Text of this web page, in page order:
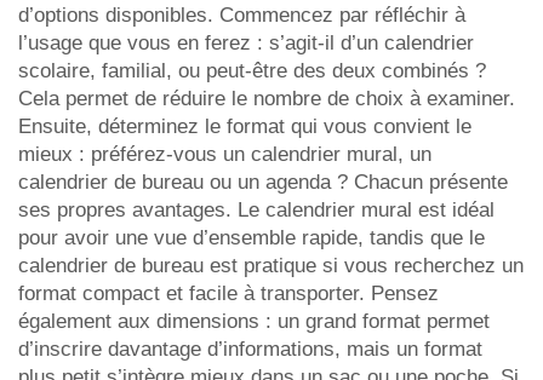
d’options disponibles. Commencez par réfléchir à
l’usage que vous en ferez : s’agit-il d’un calendrier
scolaire, familial, ou peut-être des deux combinés ?
Cela permet de réduire le nombre de choix à examiner.
Ensuite, déterminez le format qui vous convient le
mieux : préférez-vous un calendrier mural, un
calendrier de bureau ou un agenda ? Chacun présente
ses propres avantages. Le calendrier mural est idéal
pour avoir une vue d’ensemble rapide, tandis que le
calendrier de bureau est pratique si vous recherchez un
format compact et facile à transporter. Pensez
également aux dimensions : un grand format permet
d’inscrire davantage d’informations, mais un format